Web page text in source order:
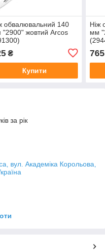
обвалювальний 140
"2900" жовтий Arcos
₴
Купити
Ніж
мм
765
за рік
вул. Академіка Корольова,